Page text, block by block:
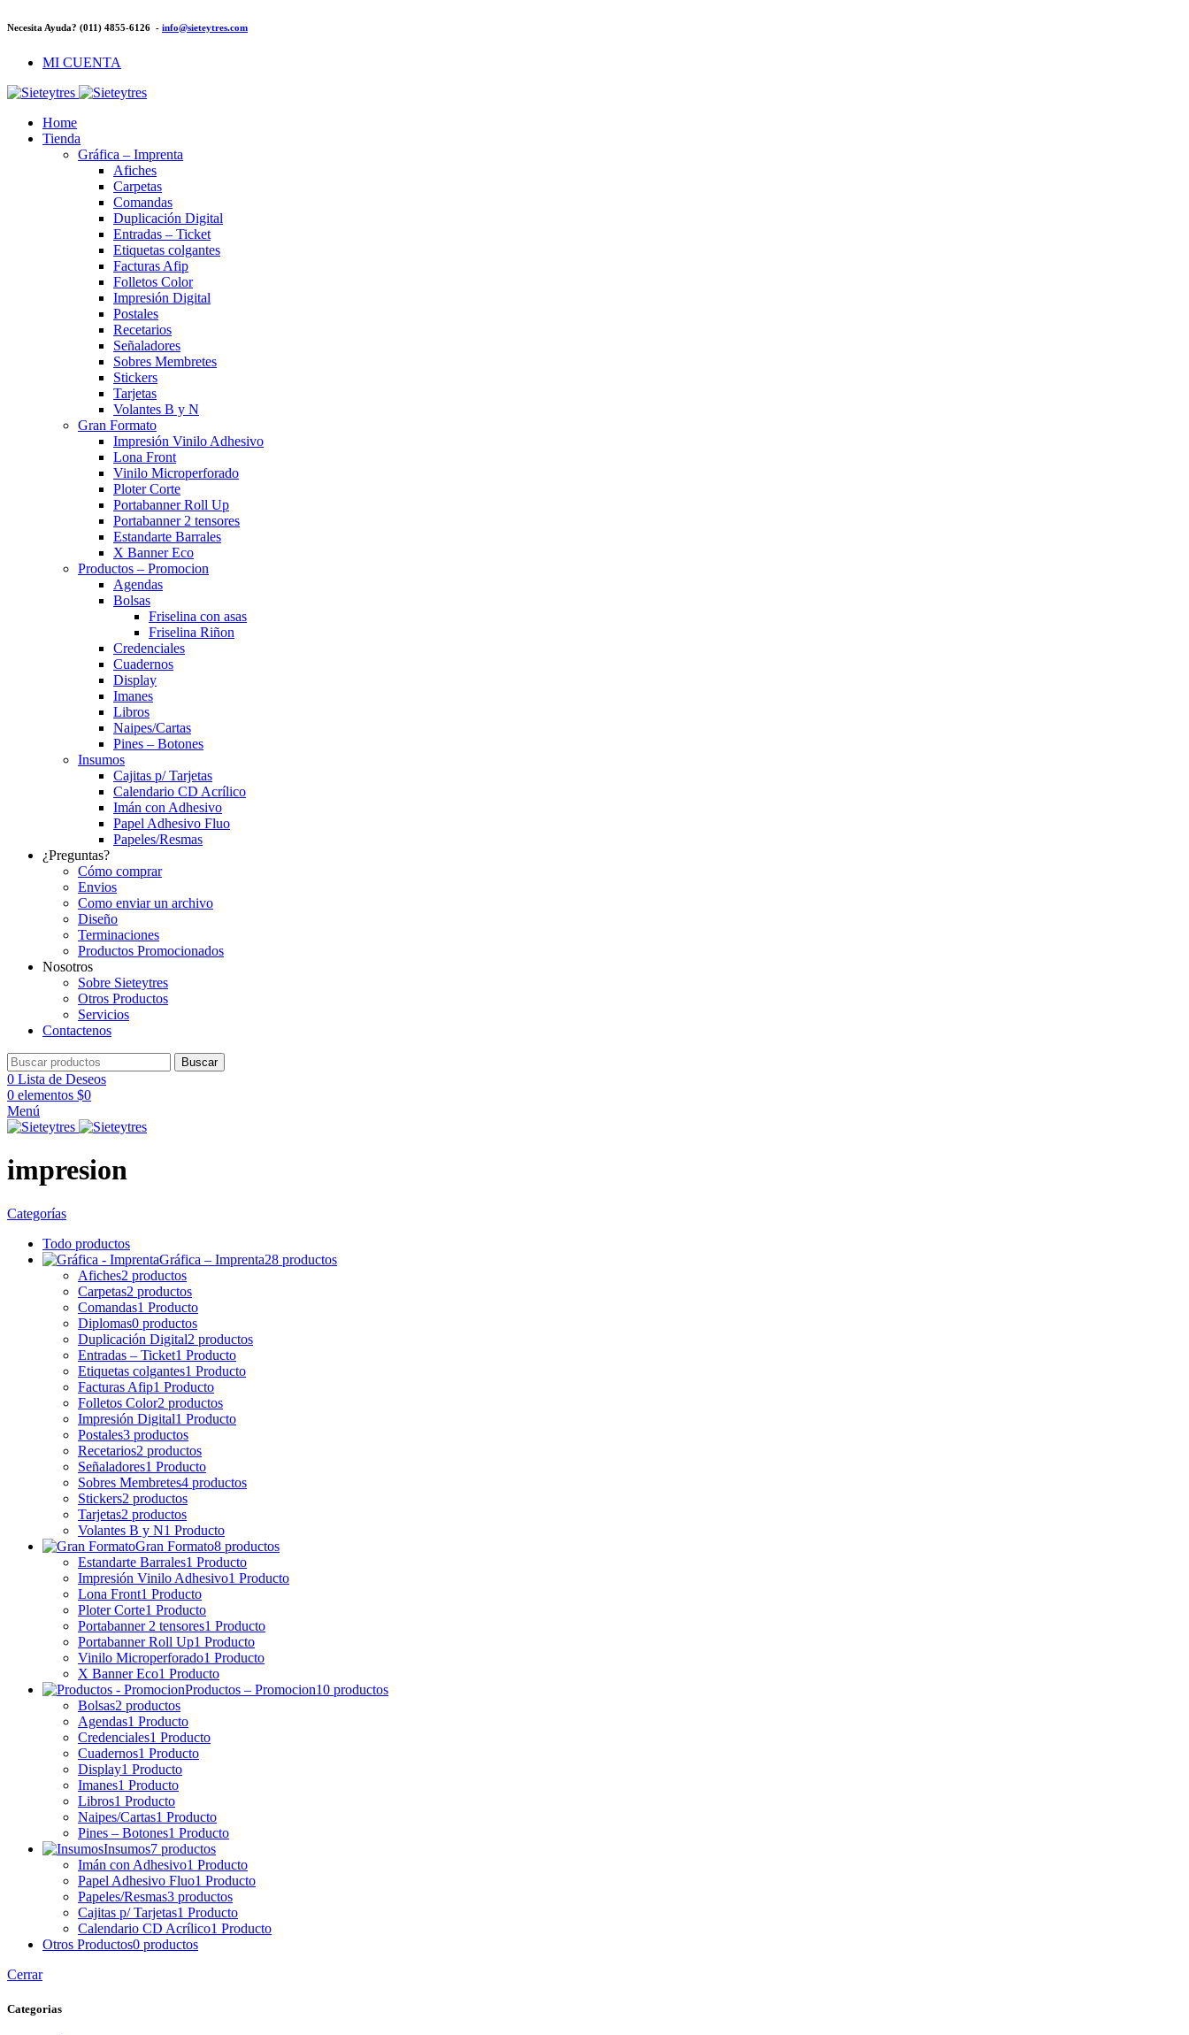
Necesita Ayuda? (011) 4855-6126 - info@sieteytres.com
MI CUENTA
Home
Tienda
Gráfica – Imprenta
Afiches
Carpetas
Comandas
Duplicación Digital
Entradas – Ticket
Etiquetas colgantes
Facturas Afip
Folletos Color
Impresión Digital
Postales
Recetarios
Señaladores
Sobres Membretes
Stickers
Tarjetas
Volantes B y N
Gran Formato
Impresión Vinilo Adhesivo
Lona Front
Vinilo Microperforado
Ploter Corte
Portabanner Roll Up
Portabanner 2 tensores
Estandarte Barrales
X Banner Eco
Productos – Promocion
Agendas
Bolsas
Friselina con asas
Friselina Riñon
Credenciales
Cuadernos
Display
Imanes
Libros
Naipes/Cartas
Pines – Botones
Insumos
Cajitas p/ Tarjetas
Calendario CD Acrílico
Imán con Adhesivo
Papel Adhesivo Fluo
Papeles/Resmas
¿Preguntas?
Cómo comprar
Envios
Como enviar un archivo
Diseño
Terminaciones
Productos Promocionados
Nosotros
Sobre Sieteytres
Otros Productos
Servicios
Contactenos
Buscar
0 Lista de Deseos
0 elementos $0
Menú
impresion
Categorías
Todo productos
Gráfica – Imprenta28 productos
Afiches2 productos
Carpetas2 productos
Comandas1 Producto
Diplomas0 productos
Duplicación Digital2 productos
Entradas – Ticket1 Producto
Etiquetas colgantes1 Producto
Facturas Afip1 Producto
Folletos Color2 productos
Impresión Digital1 Producto
Postales3 productos
Recetarios2 productos
Señaladores1 Producto
Sobres Membretes4 productos
Stickers2 productos
Tarjetas2 productos
Volantes B y N1 Producto
Gran Formato8 productos
Estandarte Barrales1 Producto
Impresión Vinilo Adhesivo1 Producto
Lona Front1 Producto
Ploter Corte1 Producto
Portabanner 2 tensores1 Producto
Portabanner Roll Up1 Producto
Vinilo Microperforado1 Producto
X Banner Eco1 Producto
Productos – Promocion10 productos
Bolsas2 productos
Agendas1 Producto
Credenciales1 Producto
Cuadernos1 Producto
Display1 Producto
Imanes1 Producto
Libros1 Producto
Naipes/Cartas1 Producto
Pines – Botones1 Producto
Insumos7 productos
Imán con Adhesivo1 Producto
Papel Adhesivo Fluo1 Producto
Papeles/Resmas3 productos
Cajitas p/ Tarjetas1 Producto
Calendario CD Acrílico1 Producto
Otros Productos0 productos
Cerrar
Categorias